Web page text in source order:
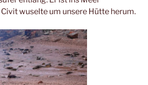
wuselte um unsere Hütte herum.